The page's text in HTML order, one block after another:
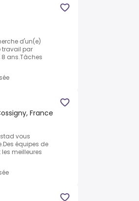
d'un(e)
travail par
ans.Tâches
France
vous
équipes de
meilleures